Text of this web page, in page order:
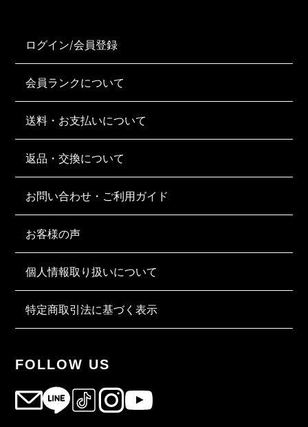
ログイン/会員登録
会員ランクについて
送料・お支払いについて
返品・交換について
お問い合わせ・ご利用ガイド
お客様の声
個人情報取り扱いについて
特定商取引法に基づく表示
FOLLOW US